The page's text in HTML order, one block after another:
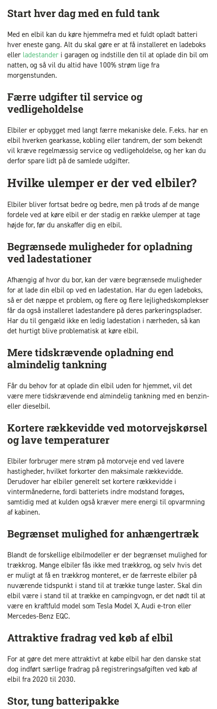
Start hver dag med en fuld tank
Med en elbil kan du køre hjemmefra med et fuldt opladt batteri
hver eneste gang. Alt du skal gøre er at få installeret en ladeboks
eller ladestander i garagen og indstille den til at oplade din bil om
natten, og så vil du altid have 100% strøm lige fra
morgenstunden.
Færre udgifter til service og
vedligeholdelse
Elbiler er opbygget med langt færre mekaniske dele. F.eks. har en
elbil hverken gearkasse, kobling eller tandrem, der som bekendt
vil kræve regelmæssig service og vedligeholdelse, og her kan du
derfor spare lidt på de samlede udgifter.
Hvilke ulemper er der ved elbiler?
Elbiler bliver fortsat bedre og bedre, men på trods af de mange
fordele ved at køre elbil er der stadig en række ulemper at tage
højde for, før du anskaffer dig en elbil.
Begrænsede muligheder for opladning
ved ladestationer
Afhængig af hvor du bor, kan der være begrænsede muligheder
for at lade din elbil op ved en ladestation. Har du egen ladeboks,
så er det næppe et problem, og flere og flere lejlighedskomplekser
får da også installeret ladestandere på deres parkeringspladser.
Har du til gengæld ikke en ledig ladestation i nærheden, så kan
det hurtigt blive problematisk at køre elbil.
Mere tidskrævende opladning end
almindelig tankning
Får du behov for at oplade din elbil uden for hjemmet, vil det
være mere tidskrævende end almindelig tankning med en benzin-
eller dieselbil.
Kortere rækkevidde ved motorvejskørsel
og lave temperaturer
Elbiler forbruger mere strøm på motorveje end ved lavere
hastigheder, hvilket forkorter den maksimale rækkevidde.
Derudover har elbiler generelt set kortere rækkevidde i
vintermånederne, fordi batteriets indre modstand forøges,
samtidig med at kulden også kræver mere energi til opvarmning
af kabinen.
Begrænset mulighed for anhængertræk
Blandt de forskellige elbilmodeller er der begrænset mulighed for
trækkrog. Mange elbiler fås ikke med trækkrog, og selv hvis det
er muligt at få en trækkrog monteret, er de færreste elbiler på
nuværende tidspunkt i stand til at trække tunge laster. Skal din
elbil være i stand til at trække en campingvogn, er det nødt til at
være en kraftfuld model som Tesla Model X, Audi e-tron eller
Mercedes-Benz EQC.
Attraktive fradrag ved køb af elbil
For at gøre det mere attraktivt at købe elbil har den danske stat
dog indført særlige fradrag på registreringsafgiften ved køb af
elbil fra 2020 til 2030.
Stor, tung batteripakke